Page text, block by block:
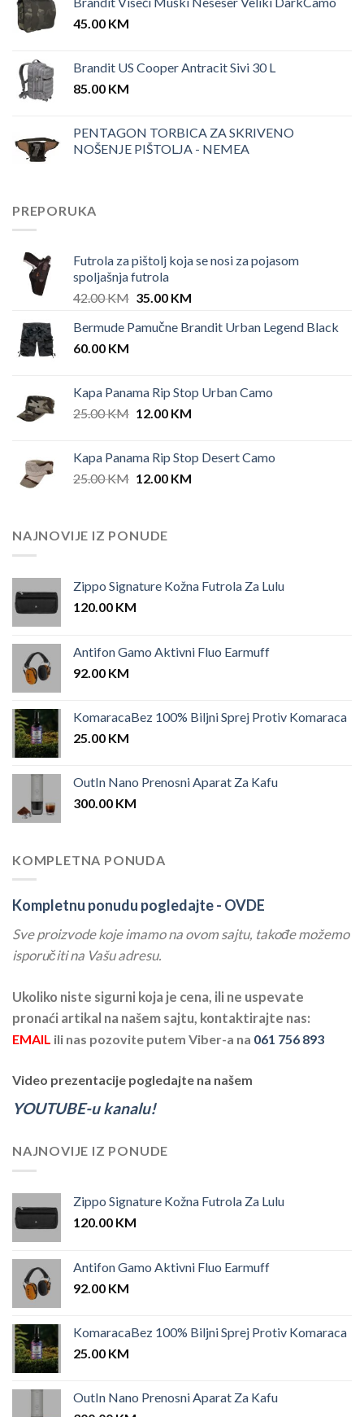
45.00 KM
Brandit US Cooper Antracit Sivi 30 L
85.00 KM
PENTAGON TORBICA ZA SKRIVENO
NOŠENJE PIŠTOLJA - NEMEA
PREPORUKA
Futrola za pištolj koja se nosi za pojasom
spoljašnja futrola
42.00KM Original
was:
35.00 KMCurrent
is:
Bermude Pamučne Brandit Urban Legend Black
60.00 KM
Kapa Panama Rip Stop Urban Camo
25.00KM Original
25.00 KM.
12.00 KMCurrent
12.00 KM.
Kapa Panama Rip Stop Desert Camo
25.00KM Original
25.00 KM.
12.00 KMCurrent
NAJNOVIJE IZ PONUDE
Zippo Signature Kožna Futrola Za Lulu
120.00 KM
Antifon Gamo Aktivni Fluo Earmuff
92.00 KM
KomaracaBez 100% Biljni Sprej Protiv Komaraca
25.00 KM
OutIn Nano Prenosni Aparat Za Kafu
300.00 KM
KOMPLETNA PONUDA
Kompletnu ponudu pogledajte - OVDE
Sve proizvode koje imamo na ovom sajtu, takođe možemo
isporučiti na Vašu adresu.
Ukoliko niste sigurni koja je cena, ili ne uspevate
pronaći artikal na našem sajtu, kontaktirajte nas:
EMAIL ili nas pozovite putem Viber-a na 061 756 893
Video prezentacije pogledajte na našem
YOUTUBE-u kanalu!
NAJNOVIJE IZ PONUDE
Zippo Signature Kožna Futrola Za Lulu
120.00 KM
Antifon Gamo Aktivni Fluo Earmuff
92.00 KM
KomaracaBez 100% Biljni Sprej Protiv Komaraca
25.00 KM
OutIn Nano Prenosni Aparat Za Kafu